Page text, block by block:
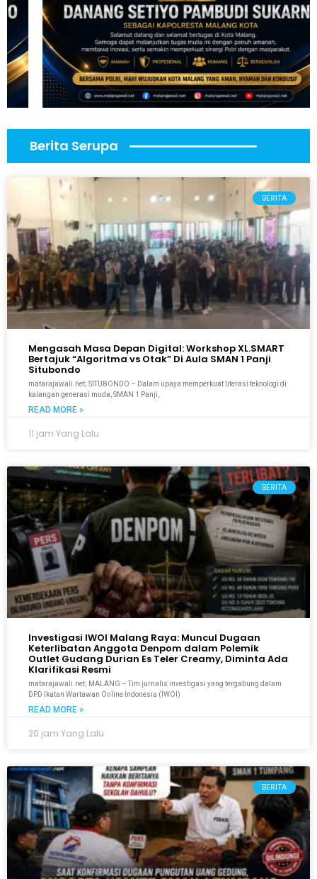
Berita Serupa
BERITA
Mengasah Masa Depan Digital: Workshop XL.SMART
Bertajuk “Algoritma vs Otak” Di Aula SMAN 1 Panji
Situbondo
matarajawali.net; SITUBONDO – Dalam upaya memperkuat literasi teknologi di
kalangan generasi muda, SMAN 1 Panji,
READ MORE »
11 jam Yang Lalu
BERITA
Investigasi IWOI Malang Raya: Muncul Dugaan
Keterlibatan Anggota Denpom dalam Polemik
Outlet Gudang Durian Es Teler Creamy, Diminta Ada
Klarifikasi Resmi
matarajawali.net; MALANG – Tim jurnalis investigasi yang tergabung dalam
DPD Ikatan Wartawan Online Indonesia (IWOI)
READ MORE »
20 jam Yang Lalu
BERITA